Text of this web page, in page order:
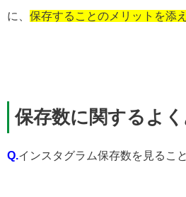
に、 保存することのメリットを添
保存数に関するよ
Q.インスタグラム保存数を見るこ